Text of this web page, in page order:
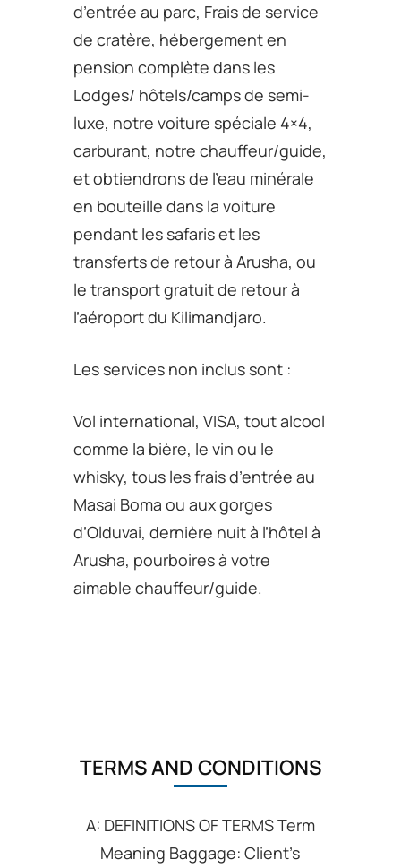
d’entrée au parc, Frais de service
de cratère, hébergement en
pension complète dans les
Lodges/ hôtels/camps de semi-
luxe, notre voiture spéciale 4×4,
carburant, notre chauffeur/guide,
et obtiendrons de l’eau minérale
en bouteille dans la voiture
pendant les safaris et les
transferts de retour à Arusha, ou
le transport gratuit de retour à
l’aéroport du Kilimandjaro.
Les services non inclus sont :
Vol international, VISA, tout alcool
comme la bière, le vin ou le
whisky, tous les frais d’entrée au
Masai Boma ou aux gorges
d’Olduvai, dernière nuit à l’hôtel à
Arusha, pourboires à votre
aimable chauffeur/guide.
TERMS AND CONDITIONS
A: DEFINITIONS OF TERMS Term
Meaning Baggage: Client’s